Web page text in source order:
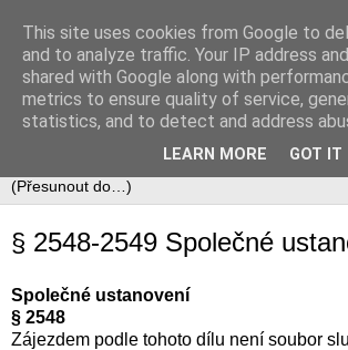
Občanský zákoník
Zákon č. 89/2012 Sb., občanský zákoník v
znění včetně automaticky
§ 2548-2549 Společné
Společné ustanovení
§ 2548
Zájezdem podle tohoto dílu není soubor
This site uses cookies from Google to
and to analyze traffic. Your IP address
shared with Google along with
metrics to ensure quality of service,
statistics, and to detect and address
LEARN MORE GOT IT